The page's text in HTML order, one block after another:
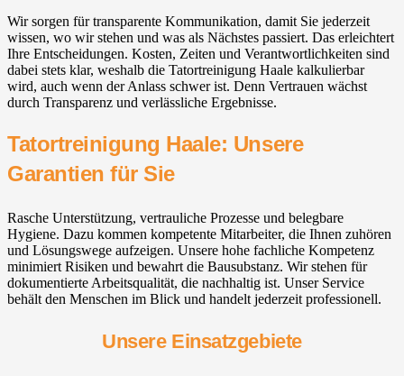
Wir sorgen für transparente Kommunikation, damit Sie jederzeit
wissen, wo wir stehen und was als Nächstes passiert. Das erleichtert
Ihre Entscheidungen. Kosten, Zeiten und Verantwortlichkeiten sind
dabei stets klar, weshalb die Tatortreinigung Haale kalkulierbar
wird, auch wenn der Anlass schwer ist. Denn Vertrauen wächst
durch Transparenz und verlässliche Ergebnisse.
Tatortreinigung Haale: Unsere
Garantien für Sie
Rasche Unterstützung, vertrauliche Prozesse und belegbare
Hygiene. Dazu kommen kompetente Mitarbeiter, die Ihnen zuhören
und Lösungswege aufzeigen. Unsere hohe fachliche Kompetenz
minimiert Risiken und bewahrt die Bausubstanz. Wir stehen für
dokumentierte Arbeitsqualität, die nachhaltig ist. Unser Service
behält den Menschen im Blick und handelt jederzeit professionell.
Unsere Einsatzgebiete